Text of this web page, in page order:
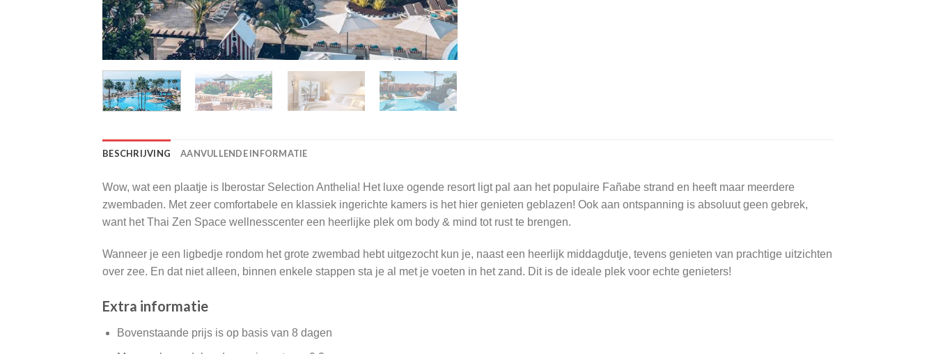
BESCHRIJVING AANVULLENDE INFORMATIE
Wow, wat een plaatje is Iberostar Selection Anthelia! Het luxe ogende resort ligt pal aan het populaire Fañabe strand en heeft maar meerdere
zwembaden. Met zeer comfortabele en klassiek ingerichte kamers is het hier genieten geblazen! Ook aan ontspanning is absoluut geen gebrek,
want het Thai Zen Space wellnesscenter een heerlijke plek om body & mind tot rust te brengen.
Wanneer je een ligbedje rondom het grote zwembad hebt uitgezocht kun je, naast een heerlijk middagdutje, tevens genieten van prachtige uitzichten
over zee. En dat niet alleen, binnen enkele stappen sta je al met je voeten in het zand. Dit is de ideale plek voor echte genieters!
Extra informatie
Bovenstaande prijs is op basis van 8 dagen